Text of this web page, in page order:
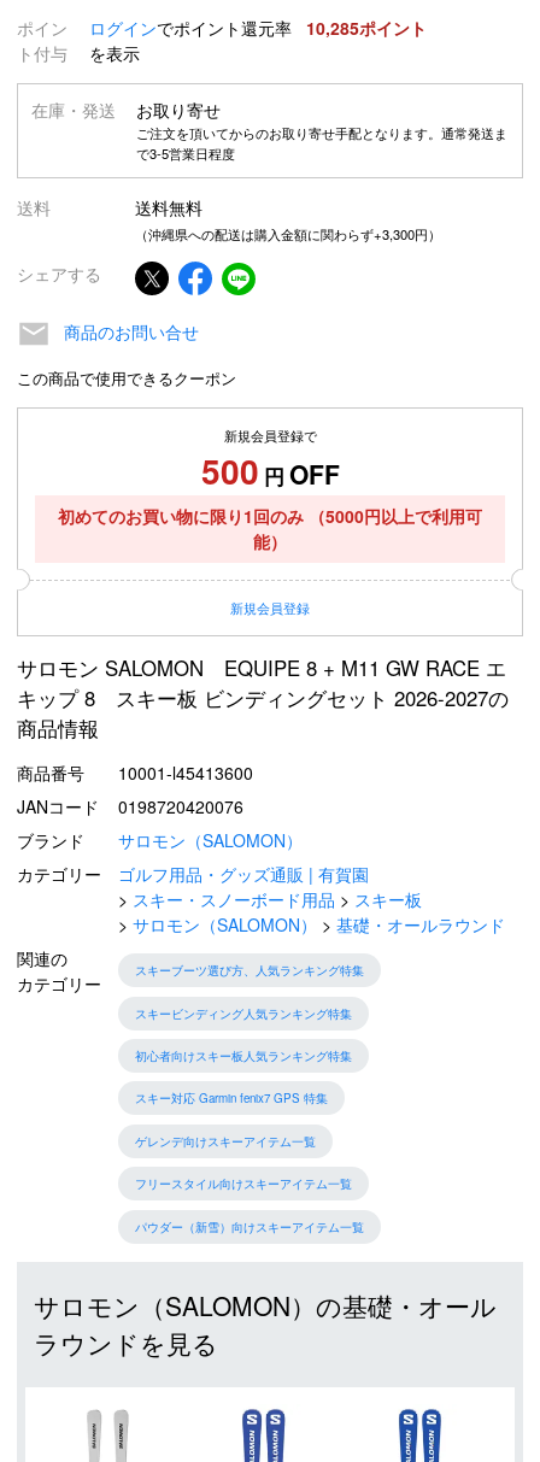
ポイン
ト付与
ログインでポイント還元率
を表示
10,285
在庫・発送 お取り寄せ
ご注文を頂いてからのお取り寄せ手配となります。通常発送ま
で3-5営業日程度
送料 送料無料
（沖縄県への配送は購入金額に関わらず+3,300円）
シェアする
商品のお問い合せ
この商品で使用できるクーポン
新規会員登録で
500 円 OFF
初めてのお買い物に限り1回のみ
（5000円以上で利用可
能）
新規会員登録
サロモン SALOMON EQUIPE 8 + M11 GW RACE エ
キップ 8 スキー板 ビンディングセット 2026-2027の
商品情報
商品番号
10001-l45413600
JANコード
0198720420076
ブランド
サロモン（SALOMON）
カテゴリー
ゴルフ用品・グッズ通販 | 有賀園
スキー・スノーボード用品
スキー板
サロモン（SALOMON）
基礎・オールラウンド
関連の
カテゴリー
スキーブーツ選び方、人気ランキング特集
スキービンディング人気ランキング特集
初心者向けスキー板人気ランキング特集
スキー対応 Garmin fenix7 GPS 特集
ゲレンデ向けスキーアイテム一覧
フリースタイル向けスキーアイテム一覧
パウダー（新雪）向けスキーアイテム一覧
サロモン（SALOMON）の基礎・オール
ラウンドを見る